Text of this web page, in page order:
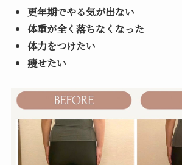
更年期でやる気が出ない
体重が全く落ちなくなった
体力をつけたい
痩せたい